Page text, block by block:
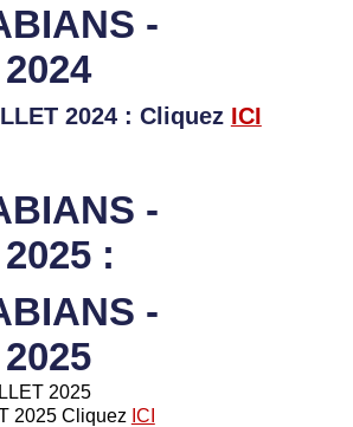
-
2024 : Cliquez ICI
-
:
-
2025
2025 Cliquez ICI